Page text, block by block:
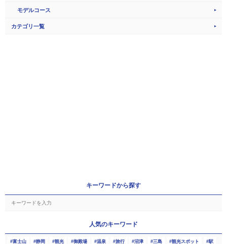
モデルコース
カテゴリ一覧
キーワードから探す
人気のキーワード
富士山 静岡 観光 御殿場 温泉 旅行 沼津 三島 観光スポット 駅